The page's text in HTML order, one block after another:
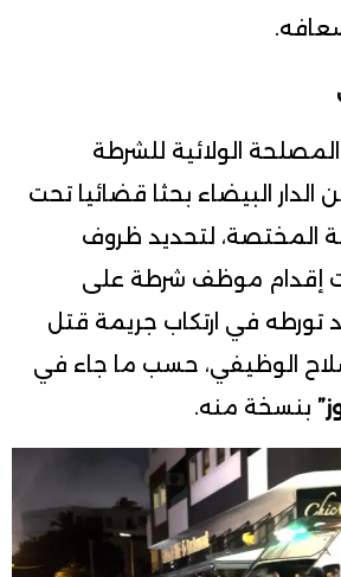
الولائية للشرطة
الدار البيضاء بحثا قضائيا تحت
المختصة، لتحديد ظروف
إقدام موظف شرطة على
تورطه في ارتكاب جريمة قتل
الوظيفي، حسب ما جاء في
بنسخة منه.